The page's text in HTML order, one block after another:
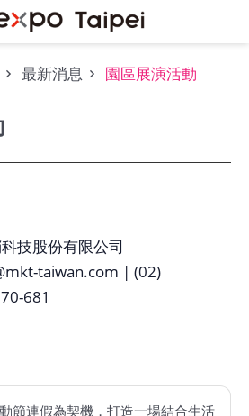
最新消息 園區展演活動
技股份有限公司
taiwan.com | (02)
681
節連假為契機，打造一場結合生活